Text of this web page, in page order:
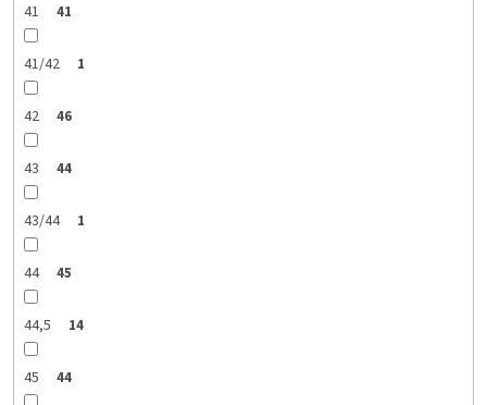
41 41
41/42 1
42 46
43 44
43/44 1
44 45
44,5 14
45 44